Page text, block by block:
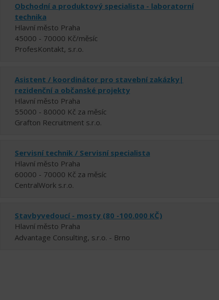
Obchodní a produktový specialista - laboratorní
technika
Hlavní město Praha
45000 - 70000 Kč/měsíc
ProfesKontakt, s.r.o.
Asistent / koordinátor pro stavební zakázky|
rezidenční a občanské projekty
Hlavní město Praha
55000 - 80000 Kč za měsíc
Grafton Recruitment s.r.o.
Servisní technik / Servisní specialista
Hlavní město Praha
60000 - 70000 Kč za měsíc
CentralWork s.r.o.
Stavbyvedoucí - mosty (80 -100.000 KČ)
Hlavní město Praha
Advantage Consulting, s.r.o. - Brno